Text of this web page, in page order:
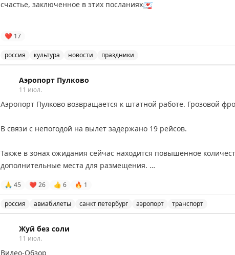
счастье, заключенное в этих посланиях💌
📸Андрей Лавринович
❤ 17
россия культура новости праздники
Аэропорт Пулково
11 июл.
Аэропорт Пулково возвращается к штатной работе. Грозовой
В связи с непогодой на вылет задержано 19 рейсов.
Также в зонах ожидания сейчас находится повышенное
дополнительные места для размещения.
Отметим, что ранее на запасные аэродромы ушли 11 рейсов.
🙏 45 ❤ 26 👍 6 🔥 1
россия авиабилеты санкт петербург аэропорт транспорт
Жуй без соли
11 июл.
Видео-Обзор